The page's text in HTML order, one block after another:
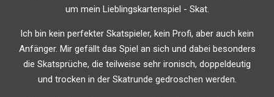
um mein Lieblingskartenspiel - Skat.
Ich bin kein perfekter Skatspieler, kein Profi, aber auch kein
Anfänger. Mir gefällt das Spiel an sich und dabei besonders
die Skatsprüche, die teilweise sehr ironisch, doppeldeutig
und trocken in der Skatrunde gedroschen werden.